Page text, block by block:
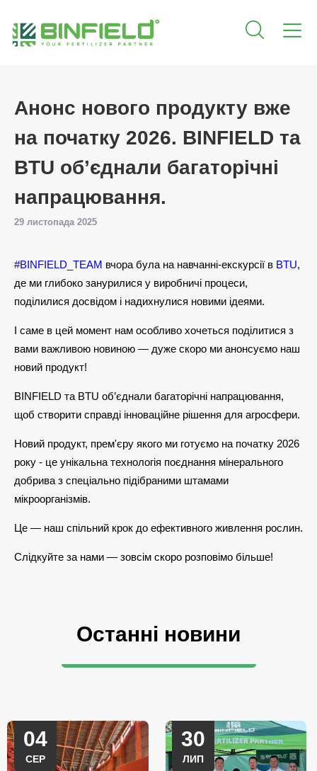
Анонс нового продукту вже
на початку 2026. BINFIELD та
BTU об’єднали багаторічні
напрацювання.
29 листопада 2025
#BINFIELD_TEAM вчора була на навчанні-екскурсії в BTU,
де ми глибоко занурилися у виробничі процеси,
поділилися досвідом і надихнулися новими ідеями.
І саме в цей момент нам особливо хочеться поділитися з
вами важливою новиною — дуже скоро ми анонсуємо наш
новий продукт!
BINFIELD та BTU об’єднали багаторічні напрацювання,
щоб створити справді інноваційне рішення для агросфери.
Новий продукт, прем'єру якого ми готуємо на початку 2026
року - це унікальна технологія поєднання мінерального
добрива з спеціально підібраними штамами
мікроорганізмів.
Це — наш спільний крок до ефективного живлення рослин.
Слідкуйте за нами — зовсім скоро розповімо більше!
Останні новини
04
СЕР
30
ЛИП